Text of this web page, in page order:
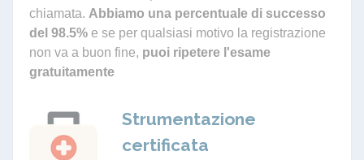
chiamata. Abbiamo una percentuale di successo
del 98.5% e se per qualsiasi motivo la registrazione
non va a buon fine, puoi ripetere l'esame
gratuitamente
Strumentazione
certificata